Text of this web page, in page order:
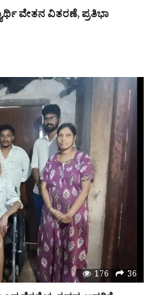
ವೇತನ ವಿತರಣೆ, ಪ್ರತಿಭಾ
176 36